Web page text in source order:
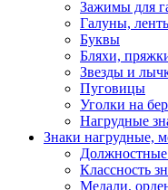
Зажимы для
Галуны,
Буквы
Бляхи,
Звезды и
Пуговицы
Уголки на
Нагрудные
Знаки нагрудные,
Должностные
Классность
Медали,